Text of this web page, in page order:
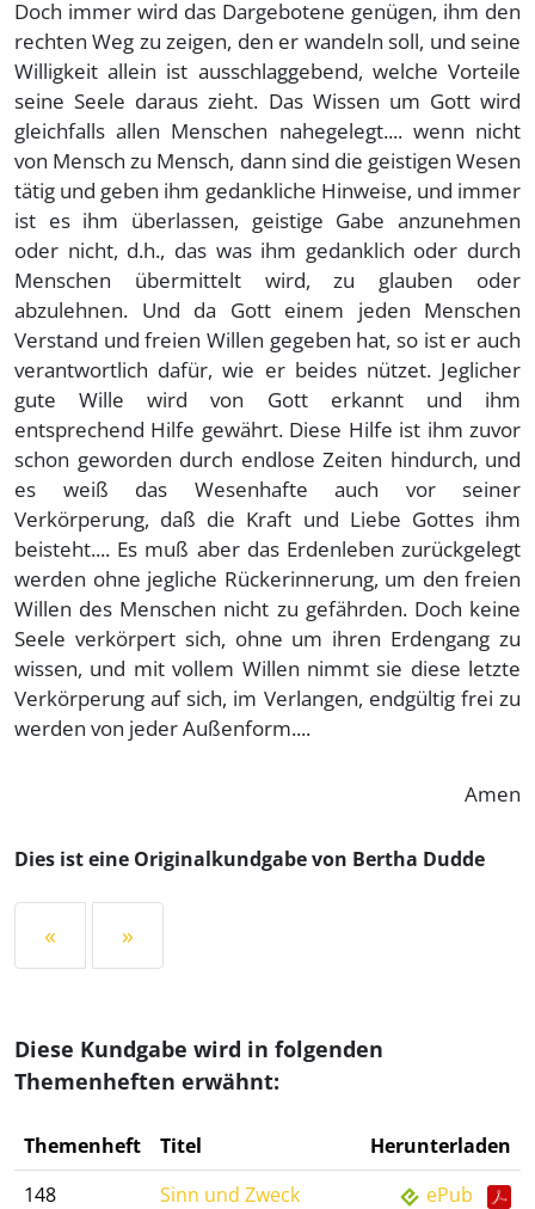
Doch immer wird das Dargebotene genügen, ihm den
rechten Weg zu zeigen, den er wandeln soll, und seine
Willigkeit allein ist ausschlaggebend, welche Vorteile
seine Seele daraus zieht. Das Wissen um Gott wird
gleichfalls allen Menschen nahegelegt.... wenn nicht
von Mensch zu Mensch, dann sind die geistigen Wesen
tätig und geben ihm gedankliche Hinweise, und immer
ist es ihm überlassen, geistige Gabe anzunehmen
oder nicht, d.h., das was ihm gedanklich oder durch
Menschen übermittelt wird, zu glauben oder
abzulehnen. Und da Gott einem jeden Menschen
Verstand und freien Willen gegeben hat, so ist er auch
verantwortlich dafür, wie er beides nützet. Jeglicher
gute Wille wird von Gott erkannt und ihm
entsprechend Hilfe gewährt. Diese Hilfe ist ihm zuvor
schon geworden durch endlose Zeiten hindurch, und
es weiß das Wesenhafte auch vor seiner
Verkörperung, daß die Kraft und Liebe Gottes ihm
beisteht.... Es muß aber das Erdenleben zurückgelegt
werden ohne jegliche Rückerinnerung, um den freien
Willen des Menschen nicht zu gefährden. Doch keine
Seele verkörpert sich, ohne um ihren Erdengang zu
wissen, und mit vollem Willen nimmt sie diese letzte
Verkörperung auf sich, im Verlangen, endgültig frei zu
werden von jeder Außenform....
Amen
Dies ist eine Originalkundgabe von Bertha Dudde
« »
Diese Kundgabe wird in folgenden
Themenheften erwähnt:
Themenheft Titel
Herunterladen
148
Sinn und Zweck
ePub